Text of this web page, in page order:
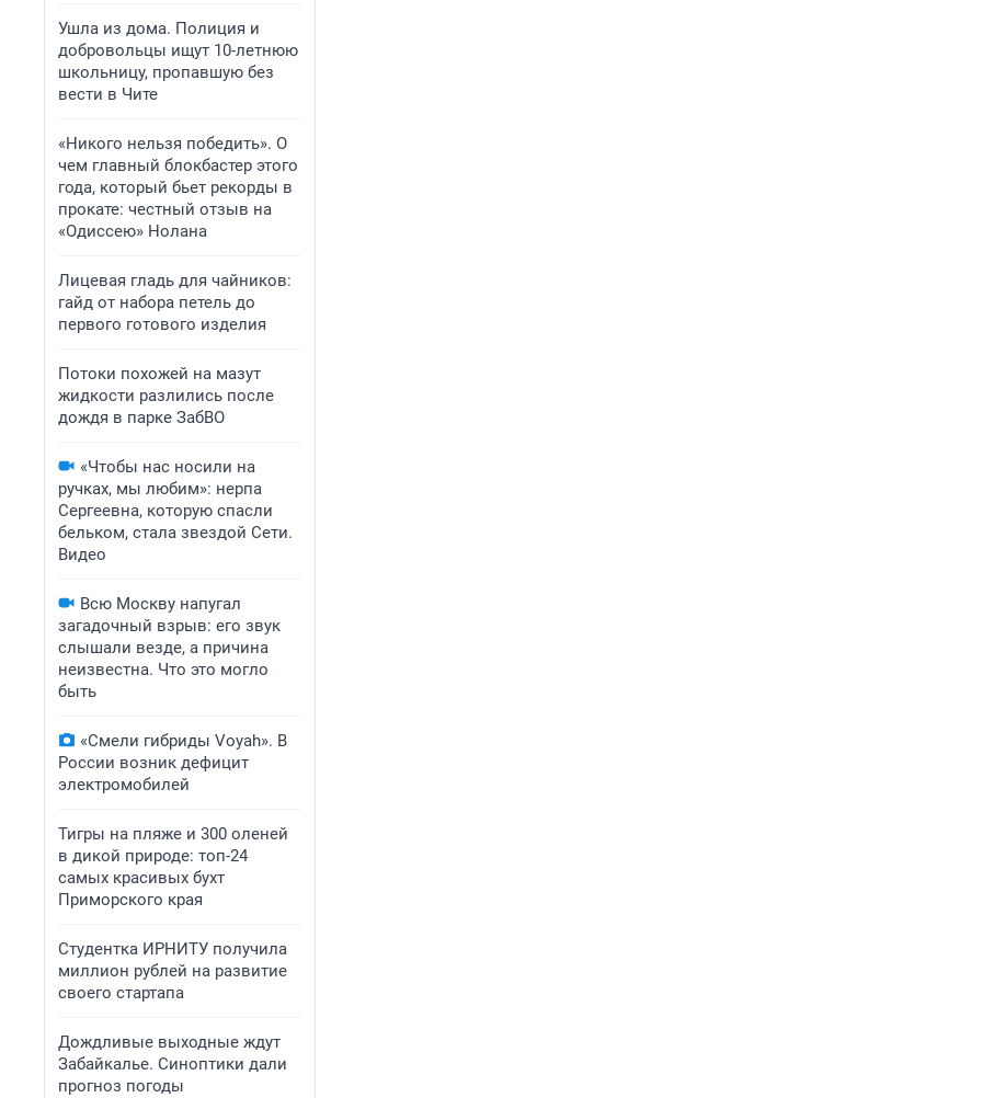
Ушла из дома. Полиция и
добровольцы ищут 10-летнюю
школьницу, пропавшую без
вести в Чите
«Никого нельзя победить». О
чем главный блокбастер этого
года, который бьет рекорды в
прокате: честный отзыв на
«Одиссею» Нолана
Лицевая гладь для чайников:
гайд от набора петель до
первого готового изделия
Потоки похожей на мазут
жидкости разлились после
дождя в парке ЗабВО
«Чтобы нас носили на
ручках, мы любим»: нерпа
Сергеевна, которую спасли
бельком, стала звездой Сети.
Видео
Всю Москву напугал
загадочный взрыв: его звук
слышали везде, а причина
неизвестна. Что это могло
быть
«Смели гибриды Voyah». В
России возник дефицит
электромобилей
Тигры на пляже и 300 оленей
в дикой природе: топ-24
самых красивых бухт
Приморского края
Студентка ИРНИТУ получила
миллион рублей на развитие
своего стартапа
Дождливые выходные ждут
Забайкалье. Синоптики дали
прогноз погоды